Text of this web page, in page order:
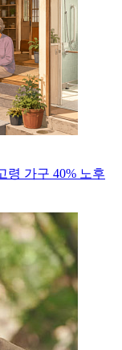
령 가구 40% 노후